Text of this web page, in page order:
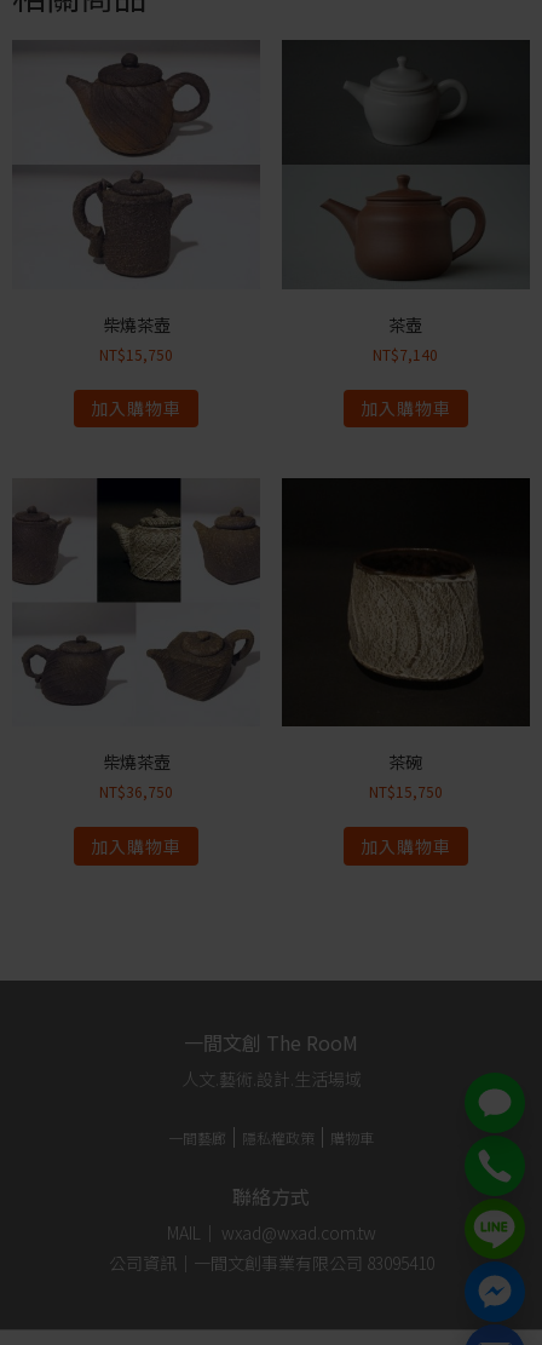
柴燒茶壺
NT$15,750
加入購物車
茶壺
NT$7,140
加入購物車
柴燒茶壺
NT$36,750
加入購物車
茶碗
NT$15,750
加入購物車
一間文創 The RooM
人文.藝術.設計.生活場域
一間藝廊 隱私權政策 購物車
聯絡方式
MAIL｜ wxad@wxad.com.tw
公司資訊｜一間文創事業有限公司 83095410